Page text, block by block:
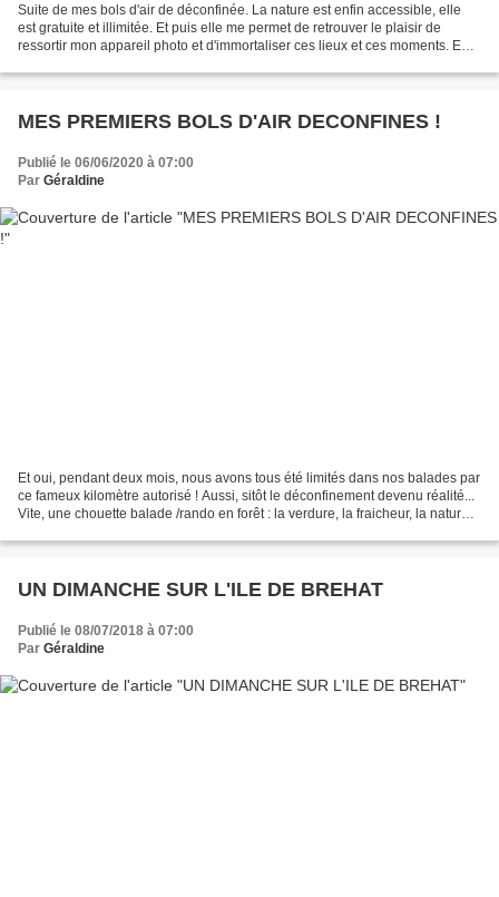
Suite de mes bols d'air de déconfinée. La nature est enfin accessible, elle
est gratuite et illimitée. Et puis elle me permet de retrouver le plaisir de
ressortir mon appareil photo et d'immortaliser ces lieux et ces moments. En
MES PREMIERS BOLS D'AIR DECONFINES !
Publié le 06/06/2020 à 07:00
Par Géraldine
Et oui, pendant deux mois, nous avons tous été limités dans nos balades par
ce fameux kilomètre autorisé ! Aussi, sitôt le déconfinement devenu réalité...
Vite, une chouette balade /rando en forêt : la verdure, la fraicheur, la nature,
UN DIMANCHE SUR L'ILE DE BREHAT
Publié le 08/07/2018 à 07:00
Par Géraldine